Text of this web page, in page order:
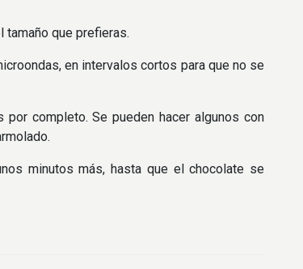
tamaño que prefieras.
en intervalos cortos para que no se
completo. Se pueden hacer algunos con
minutos más, hasta que el chocolate se